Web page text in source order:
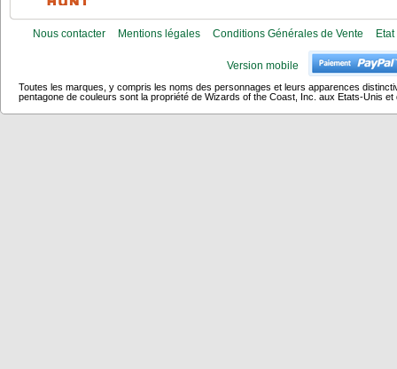
Nous contacter Mentions légales Conditions Générales de Vente
Version mobile
Toutes les marques, y compris les noms des personnages et leurs apparences
pentagone de couleurs sont la propriété de Wizards of the Coast, Inc. aux Etats-Unis